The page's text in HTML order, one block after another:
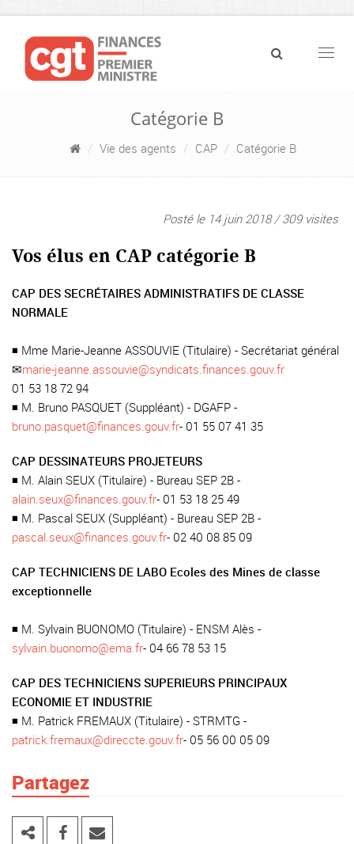
Catégorie B
Vie des agents CAP Catégorie B
Posté le 14 juin 2018 / 309 visites
Vos élus en CAP catégorie B
CAP DES SECRÉTAIRES ADMINISTRATIFS DE CLASSE
NORMALE
◾ Mme Marie-Jeanne ASSOUVIE (Titulaire) - Secrétariat général
✉marie-jeanne.assouvie@syndicats.finances.gouv.fr
01 53 18 72 94
◾ M. Bruno PASQUET (Suppléant) - DGAFP -
bruno.pasquet@finances.gouv.fr- 01 55 07 41 35
CAP DESSINATEURS PROJETEURS
◾ M. Alain SEUX (Titulaire) - Bureau SEP 2B -
alain.seux@finances.gouv.fr- 01 53 18 25 49
◾ M. Pascal SEUX (Suppléant) - Bureau SEP 2B -
pascal.seux@finances.gouv.fr- 02 40 08 85 09
CAP TECHNICIENS DE LABO Ecoles des Mines de classe
exceptionnelle
◾ M. Sylvain BUONOMO (Titulaire) - ENSM Alès -
sylvain.buonomo@ema.fr- 04 66 78 53 15
CAP DES TECHNICIENS SUPERIEURS PRINCIPAUX
ECONOMIE ET INDUSTRIE
◾ M. Patrick FREMAUX (Titulaire) - STRMTG -
patrick.fremaux@direccte.gouv.fr- 05 56 00 05 09
Partagez